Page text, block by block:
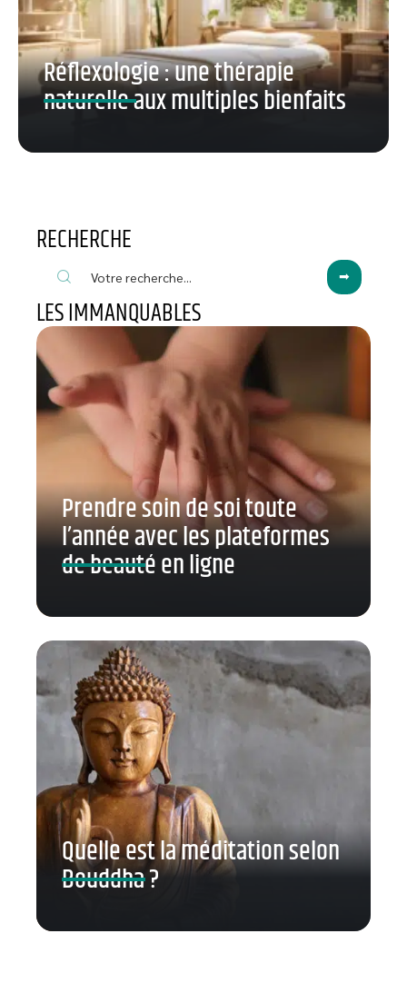
Réflexologie : une thérapie
naturelle aux multiples bienfaits
RECHERCHE
LES IMMANQUABLES
Prendre soin de soi toute
l’année avec les plateformes
de beauté en ligne
Quelle est la méditation selon
Bouddha ?